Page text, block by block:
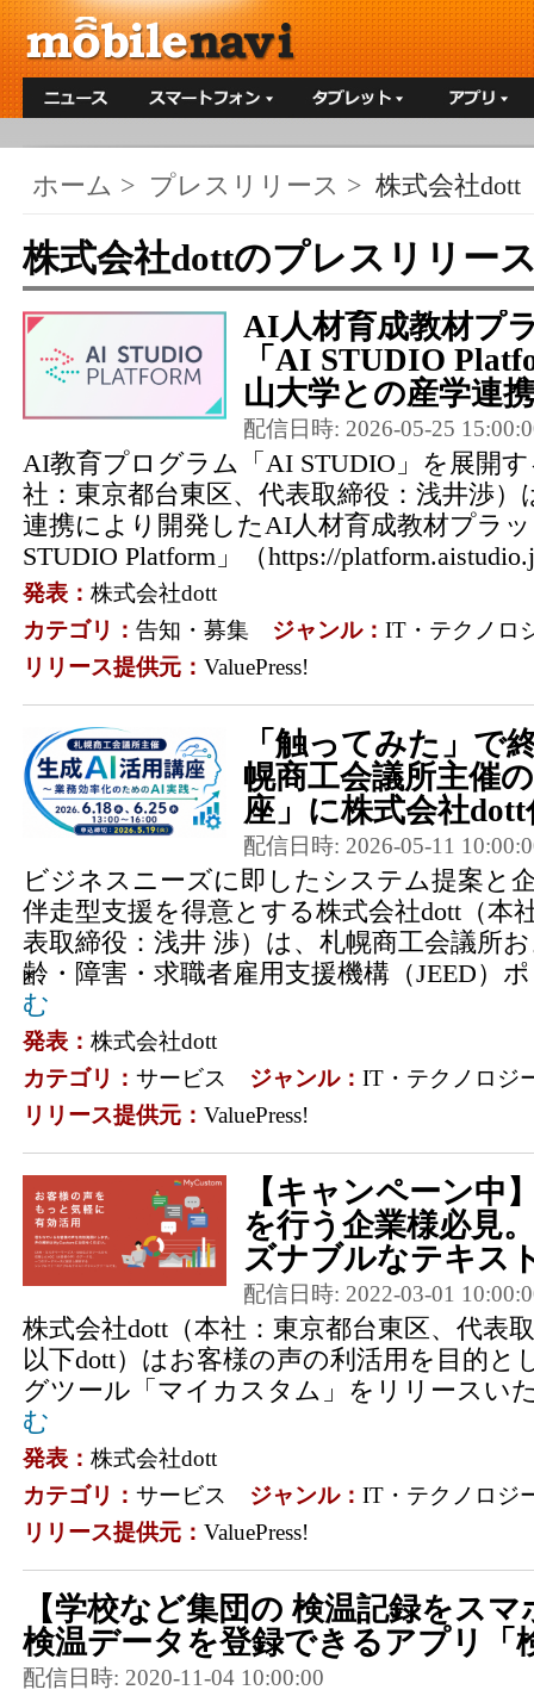
ホーム > プレスリリース > 株式会社dott
株式会社dottのプレスリリー
AI人材育成教材プ
「AI STUDIO
山大学との産学連
配信日時: 2026-05-25
AI教育プログラム「AI STUDIO」を展開
社：東京都台東区、代表取締役：浅井渉
連携により開発したAI人材育成教材プラ
STUDIO Platform」（https://
発表： 株式会社dott
カテゴリ： 告知・募集 ジャンル： IT・テクノロ
リリース提供元： ValuePress!
「触ってみた」で
幌商工会議所主催
座」に株式会社dott
配信日時: 2026-05-11
ビジネスニーズに即したシステム提案と
伴走型支援を得意とする株式会社dott（本
表取締役：浅井 渉）は、札幌商工会議所
齢・障害・求職者雇用支援機構（JEED）
む
発表： 株式会社dott
カテゴリ： サービス ジャンル： IT・テクノロジ
リリース提供元： ValuePress!
【キャンペーン中
を行う企業様必見
ズナブルなテキス
配信日時: 2022-03-01
株式会社dott（本社：東京都台東区、代表
以下dott）はお客様の声の利活用を目的
グツール「マイカスタム」をリリースい
む
発表： 株式会社dott
カテゴリ： サービス ジャンル： IT・テクノロジ
リリース提供元： ValuePress!
【学校など集団の 検温記録をス
検温データを登録できるアプリ「
配信日時: 2020-11-04 10:00:00